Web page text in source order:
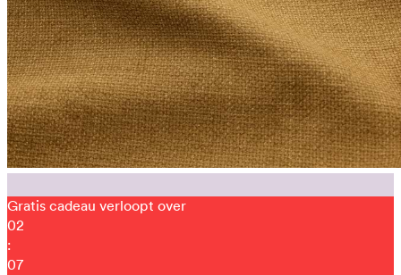
Gratis cadeau verloopt over
02
:
07